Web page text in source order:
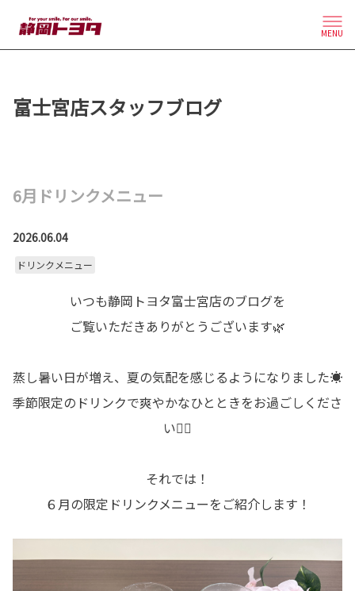
MENU
富士宮店スタッフブログ
6月ドリンクメニュー
2026.06.04
ドリンクメニュー
いつも静岡トヨタ富士宮店のブログを
ご覧いただきありがとうございます🌿
蒸し暑い日が増え、夏の気配を感じるようになりました☀️
季節限定のドリンクで爽やかなひとときをお過ごしくださ
い🙂‍↕️
それでは！
６月の限定ドリンクメニューをご紹介します！